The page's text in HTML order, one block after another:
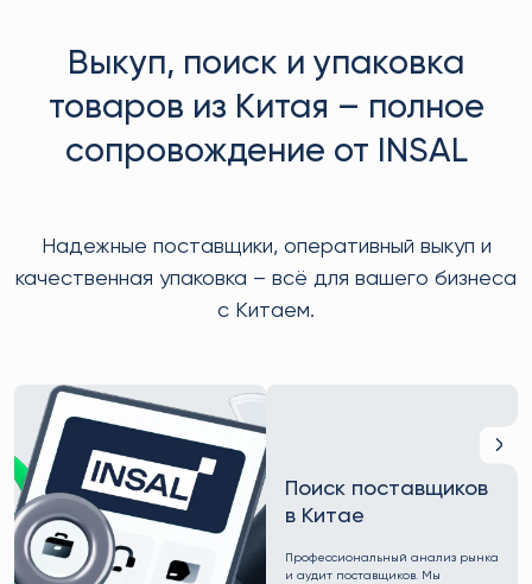
Выкуп, поиск и упаковка
товаров из Китая – полное
сопровождение от INSAL
Надежные поставщики, оперативный выкуп и
качественная упаковка – всё для вашего бизнеса
с Китаем.
Поиск поставщиков
в Китае
Профессиональный анализ рынка
и аудит поставщиков. Мы